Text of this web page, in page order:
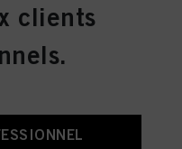
talent artistique des
est une marque
clients